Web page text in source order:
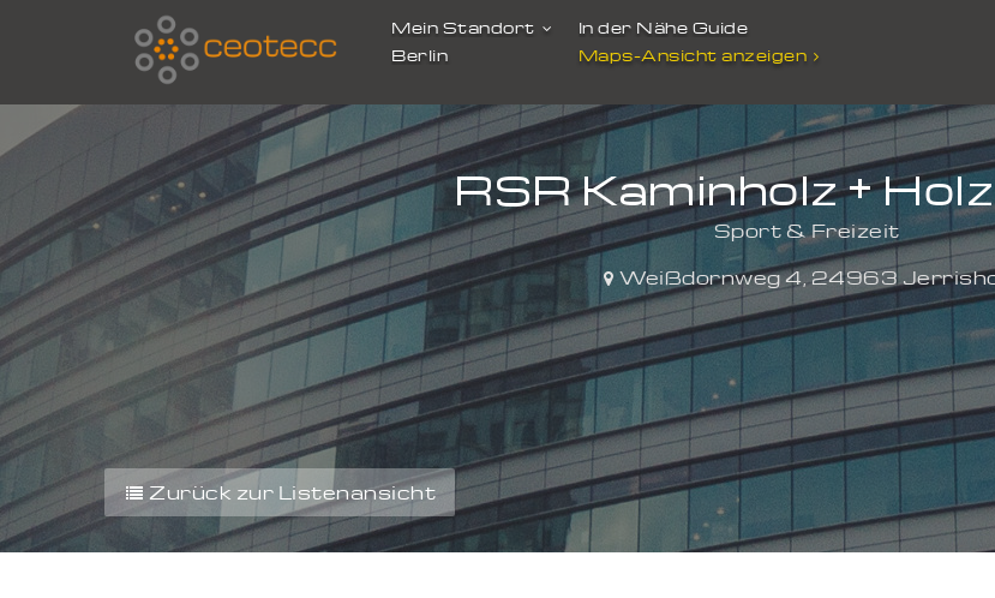
Mein Standort
Berlin
In der Nähe Guide
Maps-Ansicht anzeigen
RSR Kaminholz +
Sport & Freizeit
Weißdornweg 4,24963
Zurück zur Listenansicht